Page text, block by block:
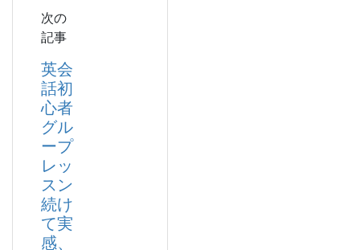
次の
記事
英会
話初
心者
グル
ープ
レッ
スン
続け
て実
感、